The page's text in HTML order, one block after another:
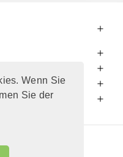
Wenn Sie
Sie der
GmbH"